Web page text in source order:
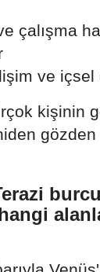
çalışma
ve içsel
kişinin